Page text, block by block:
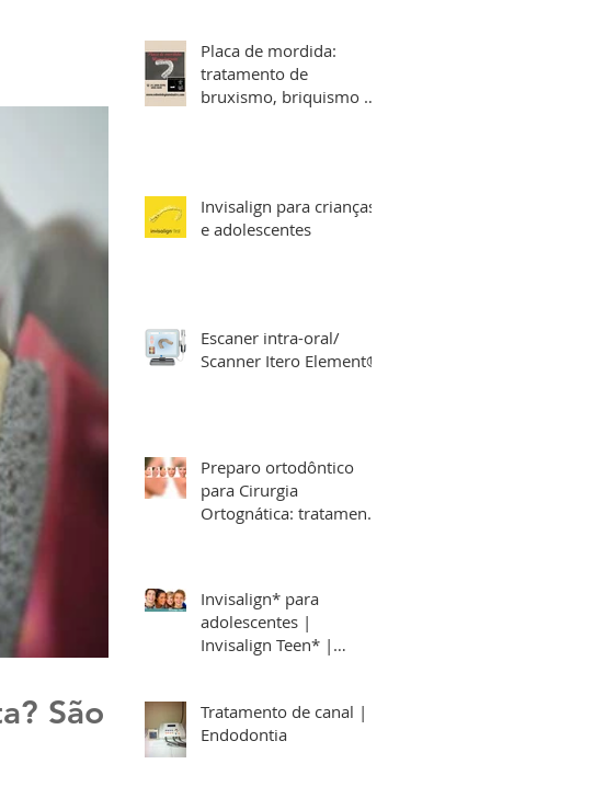
São
Placa de mordida:
tratamento de
bruxismo, briquismo e
Invisalign para crianças
e adolescentes
Escaner intra-oral/
Scanner Itero Element®
Preparo ortodôntico
para Cirurgia
Ortognática: tratamento
Invisalign* para
adolescentes |
Invisalign Teen* |
Tratamento de canal |
Endodontia